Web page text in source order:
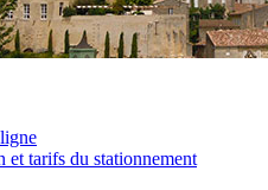
et tarifs du stationnement